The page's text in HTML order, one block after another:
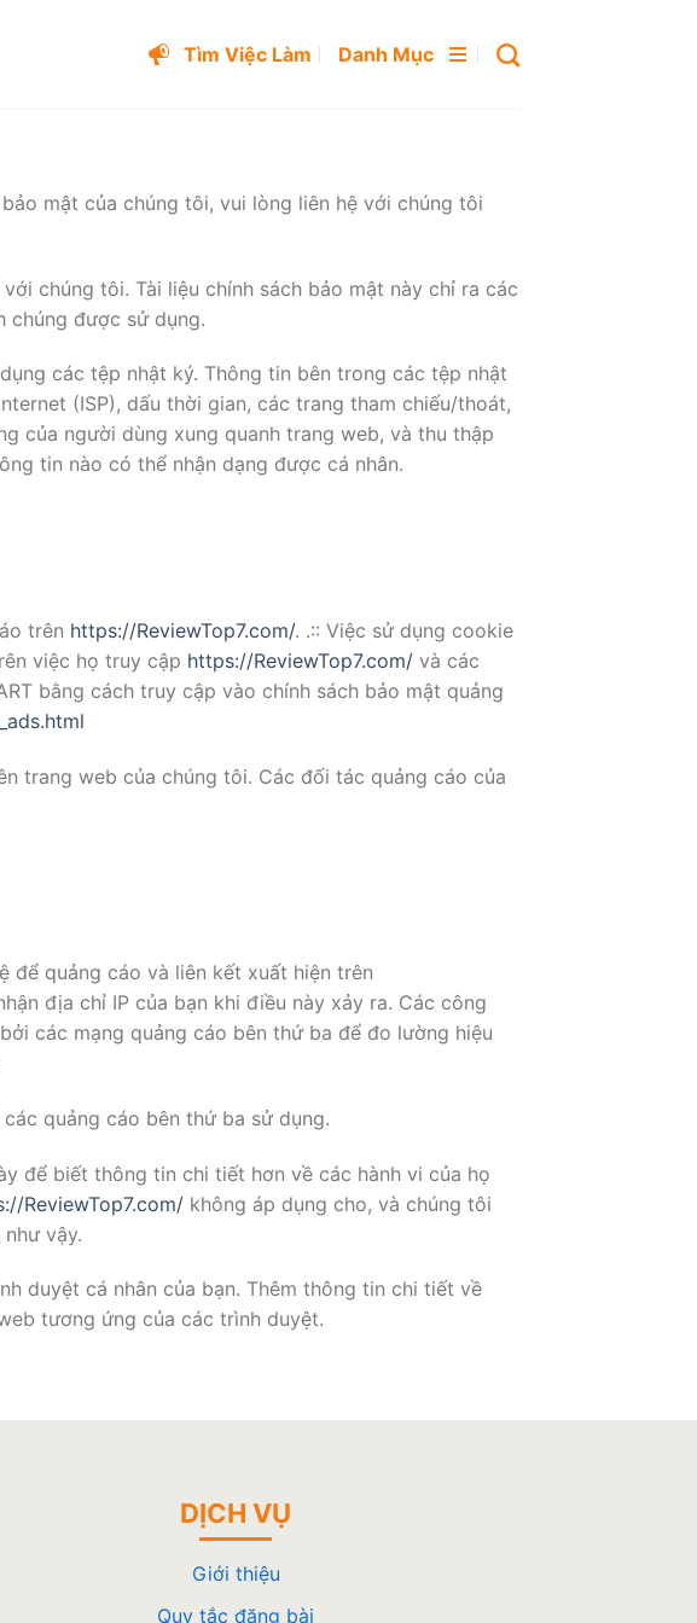
Tìm Việc Làm Danh Mục
mật của chúng tôi, vui lòng liên hệ với chúng tôi
chúng tôi. Tài liệu chính sách bảo mật này chỉ ra các
chúng được sử dụng.
các tệp nhật ký. Thông tin bên trong các tệp nhật
(ISP), dấu thời gian, các trang tham chiếu/thoát,
của người dùng xung quanh trang web, và thu thập
tin nào có thể nhận dạng được cá nhân.
trên https://ReviewTop7.com/. .:: Việc sử dụng cookie
việc họ truy cập https://ReviewTop7.com/ và các
bằng cách truy cập vào chính sách bảo mật quảng
trang web của chúng tôi. Các đối tác quảng cáo của
để quảng cáo và liên kết xuất hiện trên
địa chỉ IP của bạn khi điều này xảy ra. Các công
các mạng quảng cáo bên thứ ba để đo lường hiệu
quảng cáo bên thứ ba sử dụng.
để biết thông tin chi tiết hơn về các hành vi của họ
ReviewTop7.com/ không áp dụng cho, và chúng tôi
vậy.
duyệt cá nhân của bạn. Thêm thông tin chi tiết về
tương ứng của các trình duyệt.
DỊCH VỤ
Giới thiệu
Quy tắc đăng bài